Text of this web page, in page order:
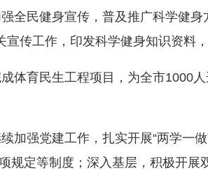
民健身宣传，普及推广科学健身
宣传工作，印发科学健身知识资料
育民生工程项目，为全市1000人
强党建工作，扎实开展“两学一做
规定等制度；深入基层，积极开